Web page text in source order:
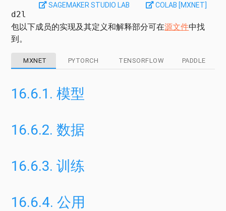
COLAB [MXNET]
SAGEMAKER STUDIO LAB
d2l
包以下成员的实现及其定义和解释部分可在源文件中找
到。
MXNET PYTORCH TENSORFLOW PADDLE
16.6.1.模型
16.6.2.数据
16.6.3.训练
16.6.4.公用